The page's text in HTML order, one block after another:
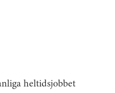
heltidsjobbet